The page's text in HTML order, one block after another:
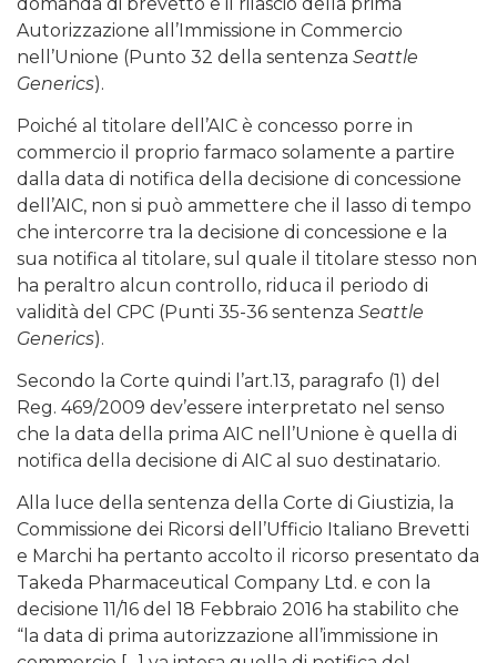
domanda di brevetto e il rilascio della prima
Autorizzazione all’Immissione in Commercio
nell’Unione (Punto 32 della sentenza Seattle
Generics).
Poiché al titolare dell’AIC è concesso porre in
commercio il proprio farmaco solamente a partire
dalla data di notifica della decisione di concessione
dell’AIC, non si può ammettere che il lasso di tempo
che intercorre tra la decisione di concessione e la
sua notifica al titolare, sul quale il titolare stesso non
ha peraltro alcun controllo, riduca il periodo di
validità del CPC (Punti 35-36 sentenza Seattle
Generics).
Secondo la Corte quindi l’art.13, paragrafo (1) del
Reg. 469/2009 dev’essere interpretato nel senso
che la data della prima AIC nell’Unione è quella di
notifica della decisione di AIC al suo destinatario.
Alla luce della sentenza della Corte di Giustizia, la
Commissione dei Ricorsi dell’Ufficio Italiano Brevetti
e Marchi ha pertanto accolto il ricorso presentato da
Takeda Pharmaceutical Company Ltd. e con la
decisione 11/16 del 18 Febbraio 2016 ha stabilito che
“la data di prima autorizzazione all’immissione in